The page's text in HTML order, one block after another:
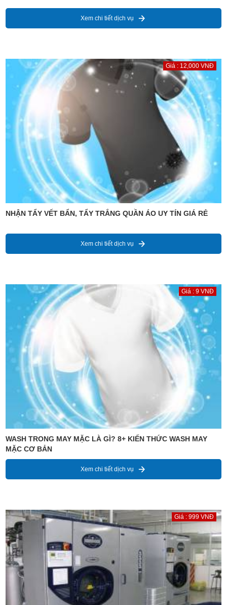
Xem chi tiết dịch vụ
Giá : 12,000 VNĐ
NHẬN TẨY VẾT BẨN, TẨY TRẮNG QUẦN ÁO UY TÍN GIÁ RẺ
Xem chi tiết dịch vụ
Giá : 9 VNĐ
WASH TRONG MAY MẶC LÀ GÌ? 8+ KIẾN THỨC WASH MAY
MẶC CƠ BẢN
Xem chi tiết dịch vụ
Giá : 999 VNĐ